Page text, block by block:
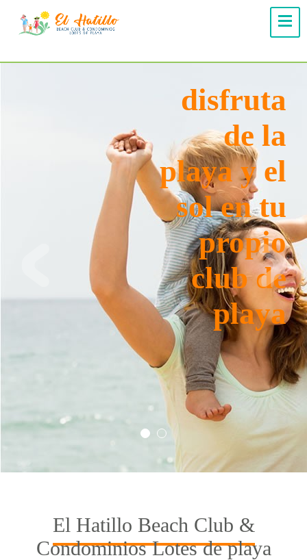
tu casa
frente al
mar, con
una vista
increíble
y paz
inigualable
El Hatillo Beach Club &
Condominios Lotes de playa